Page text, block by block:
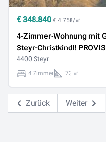
€ 348.840 € 4.758/㎡
4-Zimmer-Wohnung mit
Steyr-Christkindl!
4400 Steyr
4 Zimmer 73 ㎡
Zurück Weiter